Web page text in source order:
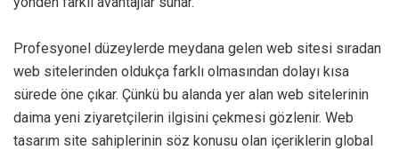
Profesyonel düzeylerde meydana gelen web sitesi sıradan
web sitelerinden oldukça farklı olmasından dolayı kısa
sürede öne çıkar. Çünkü bu alanda yer alan web sitelerinin
daima yeni ziyaretçilerin ilgisini çekmesi gözlenir. Web
tasarım site sahiplerinin söz konusu olan içeriklerin global